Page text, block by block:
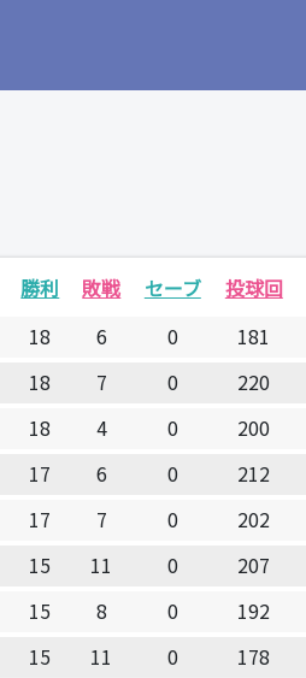
勝利 敗戦 セーブ 投球回
18 6 0 181
18 7 0 220
18 4 0 200
17 6 0 212
17 7 0 202
15 11 0 207
15 8 0 192
15 11 0 178